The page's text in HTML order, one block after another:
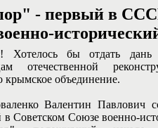
- первый в
Хотелось бы отдать дань
отечественной
крымское объединение.
Валентин Павлович
в Советском Союзе военно-